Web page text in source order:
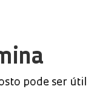
pode ser útil